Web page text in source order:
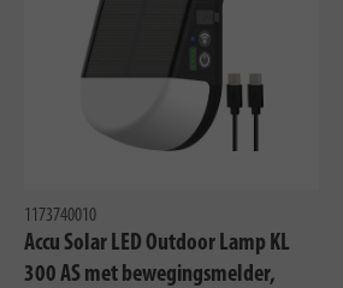
1173740010
Accu Solar LED Outdoor Lamp KL
300 AS met bewegingsmelder,